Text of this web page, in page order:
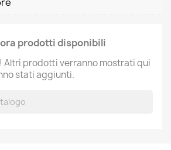
prodotti disponibili
Altri prodotti verranno mostrati qui
stati aggiunti.